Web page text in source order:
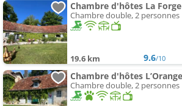
Chambre d'hôtes La
Chambre double, 2 personnes
19.6 km 9.6/10
Chambre d'hôtes
Chambre double, 2 personnes